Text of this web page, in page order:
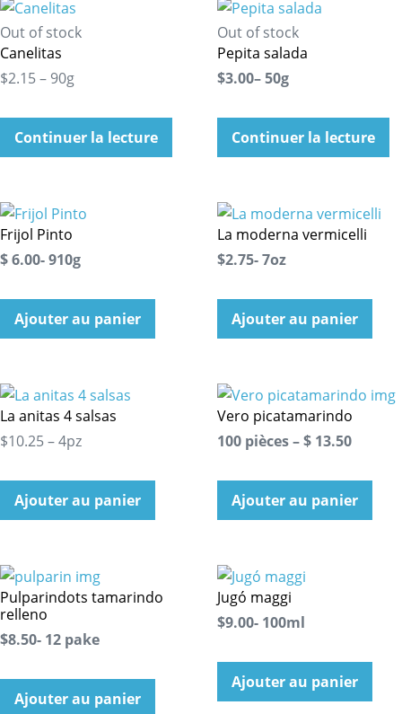
Out of stock
Canelitas
$2.15 – 90g
Continuer la lecture
Out of stock
Pepita salada
$3.00– 50g
Continuer la lecture
Frijol Pinto
$ 6.00- 910g
Ajouter au panier
La moderna vermicelli
$2.75- 7oz
Ajouter au panier
La anitas 4 salsas
$10.25 – 4pz
Ajouter au panier
Vero picatamarindo
100 pièces – $ 13.50
Ajouter au panier
Pulparindots tamarindo
relleno
$8.50- 12 pake
Ajouter au panier
Jugó maggi
$9.00- 100ml
Ajouter au panier